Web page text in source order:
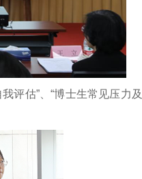
估”、“博士生常见压力